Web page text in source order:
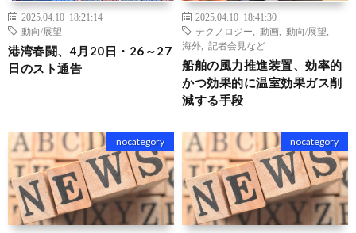
2025.04.10 18:21:14
動向/展望
港湾春闘、4月20日・26～27
日のスト通告
2025.04.10 18:41:30
テクノロジー
動画 動向/展望
海外
記者会見など
船舶の風力推進装置、効率的
かつ効果的に温室効果ガス削
減する手段
nocategory nocategory